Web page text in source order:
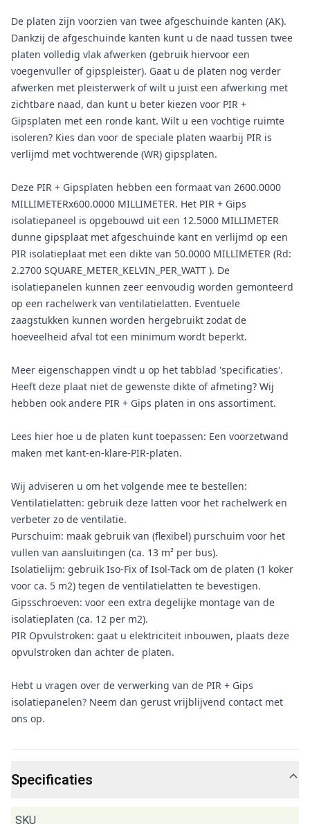
De platen zijn voorzien van twee afgeschuinde kanten (AK).
Dankzij de afgeschuinde kanten kunt u de naad tussen twee
platen volledig vlak afwerken (gebruik hiervoor een
voegenvuller of gipspleister). Gaat u de platen nog verder
afwerken met pleisterwerk of wilt u juist een afwerking met
zichtbare naad, dan kunt u beter kiezen voor PIR +
Gipsplaten met een ronde kant. Wilt u een vochtige ruimte
isoleren? Kies dan voor de speciale platen waarbij PIR is
verlijmd met vochtwerende (WR) gipsplaten.
Deze PIR + Gipsplaten hebben een formaat van 2600.0000
MILLIMETERx600.0000 MILLIMETER. Het PIR + Gips
isolatiepaneel is opgebouwd uit een 12.5000 MILLIMETER
dunne gipsplaat met afgeschuinde kant en verlijmd op een
PIR isolatieplaat met een dikte van 50.0000 MILLIMETER (Rd:
2.2700 SQUARE_METER_KELVIN_PER_WATT ). De
isolatiepanelen kunnen zeer eenvoudig worden gemonteerd
op een rachelwerk van ventilatielatten. Eventuele
zaagstukken kunnen worden hergebruikt zodat de
hoeveelheid afval tot een minimum wordt beperkt.
Meer eigenschappen vindt u op het tabblad 'specificaties'.
Heeft deze plaat niet de gewenste dikte of afmeting? Wij
hebben ook andere PIR + Gips platen in ons assortiment.
Lees hier hoe u de platen kunt toepassen: Een voorzetwand
maken met kant-en-klare-PIR-platen.
Wij adviseren u om het volgende mee te bestellen:
Ventilatielatten: gebruik deze latten voor het rachelwerk en
verbeter zo de ventilatie.
Purschuim: maak gebruik van (flexibel) purschuim voor het
vullen van aansluitingen (ca. 13 m² per bus).
Isolatielijm: gebruik Iso-Fix of Isol-Tack om de platen (1 koker
voor ca. 5 m2) tegen de ventilatielatten te bevestigen.
Gipsschroeven: voor een extra degelijke montage van de
isolatieplaten (ca. 12 per m2).
PIR Opvulstroken: gaat u elektriciteit inbouwen, plaats deze
opvulstroken dan achter de platen.
Hebt u vragen over de verwerking van de PIR + Gips
isolatiepanelen? Neem dan gerust vrijblijvend contact met
ons op.
Specificaties
SKU